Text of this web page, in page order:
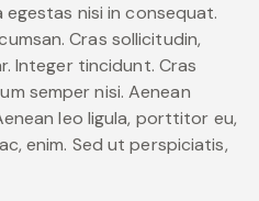
nisi in consequat.
Cras sollicitudin,
Integer tincidunt. Cras
semper nisi. Aenean
leo ligula, porttitor eu,
enim. Sed ut perspiciatis,